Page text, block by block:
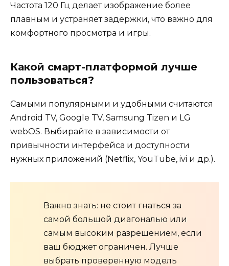
Частота 120 Гц делает изображение более
плавным и устраняет задержки, что важно для
комфортного просмотра и игры.
Какой смарт-платформой лучше
пользоваться?
Самыми популярными и удобными считаются
Android TV, Google TV, Samsung Tizen и LG
webOS. Выбирайте в зависимости от
привычности интерфейса и доступности
нужных приложений (Netflix, YouTube, ivi и др.).
Важно знать: не стоит гнаться за
самой большой диагональю или
самым высоким разрешением, если
ваш бюджет ограничен. Лучше
выбрать проверенную модель